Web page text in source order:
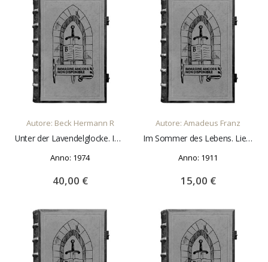
AGGIUNGI AL CARRELLO
Autore: Beck Hermann R
Unter der Lavendelglocke. Impressionen aus der Provence mit Zeichnungen von Dieter Freymark.
Anno: 1974
40,00 €
AGGIUNGI AL CARRELLO
Autore: Amadeus Franz
Im Sommer des Lebens. Lieder und Gedichte
Anno: 1911
15,00 €